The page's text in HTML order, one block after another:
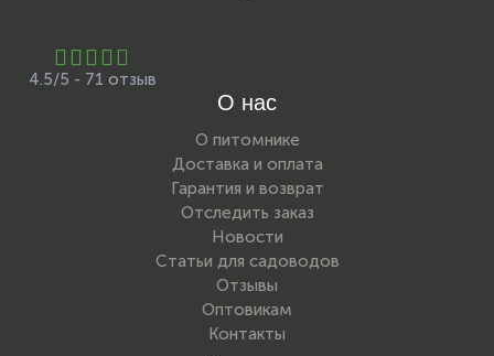
4.5/5 - 71 отзыв
О нас
О питомнике
Доставка и оплата
Гарантия и возврат
Отследить заказ
Новости
Статьи для садоводов
Отзывы
Оптовикам
Контакты